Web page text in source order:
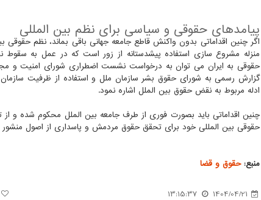
پیامدهای حقوقی و سیاسی برای نظم بین المللی
اگر چنین اقداماتی بدون واکنش قاطع جامعه جهانی باقی بماند، نظم حقوقی
منزله مشروع سازی استفاده پیشدستانه از زور است که در عمل به
حقوقی به ایران می توان به درخواست نشست اضطراری شورای امنیت و
گزارش رسمی به شورای حقوق بشر سازمان ملل و استفاده از ظرفیت
ادله مربوط به نقض حقوق بین الملل اشاره نمود.
چنین اقداماتی باید بصورت فوری از طرف جامعه بین الملل محکوم شده و از
حقوقی بین المللی خود برای تحقق حقوق مردمش و پاسداری از اصول منشور
منبع:حقوق و قضا
1404/04/21
13:15:37